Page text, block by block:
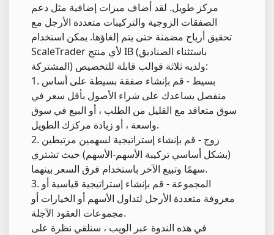
مركز طويل. لقد أضاف ميزات إضافية مثل دعم
الصفقات الزوجية والتركيبات متعددة الأرجل مع
تحقيق أرباح مضمنة حتى يتم إلغاؤها. يمكن استخدام
ScaleTrader لأي منتج IB (باستثناء الصناديق
المشتركة) ولديه ثلاثة قوالب قابلة للتخصيص:
1. بسيط - قم بإنشاء صفقة بسيطة على أساس
منفصل يساعدك على شراء الأصول بأقل سعر في
سوق متعاقد مع القليل من الطلب ، أو البيع في سوق
واسعة ، أو زيادة مركزك الطويل.
2. زوج - قم بإنشاء إستراتيجية لسهمين مرتبطين
(بشكل أساسي تركيبة الأسهم-الأسهم) حيث تشتري
سهمًا وتبيع الآخر باستخدام فرق السعر بينهما.
3. المجموعة - قم بإنشاء إستراتيجية قياسية أو
معروفة متعددة الأرجل لتداول الأسهم أو الخيارات أو
مجموعات العقود الآجلة.
في هذه الندوة عبر الويب ، سنلقي نظرة على